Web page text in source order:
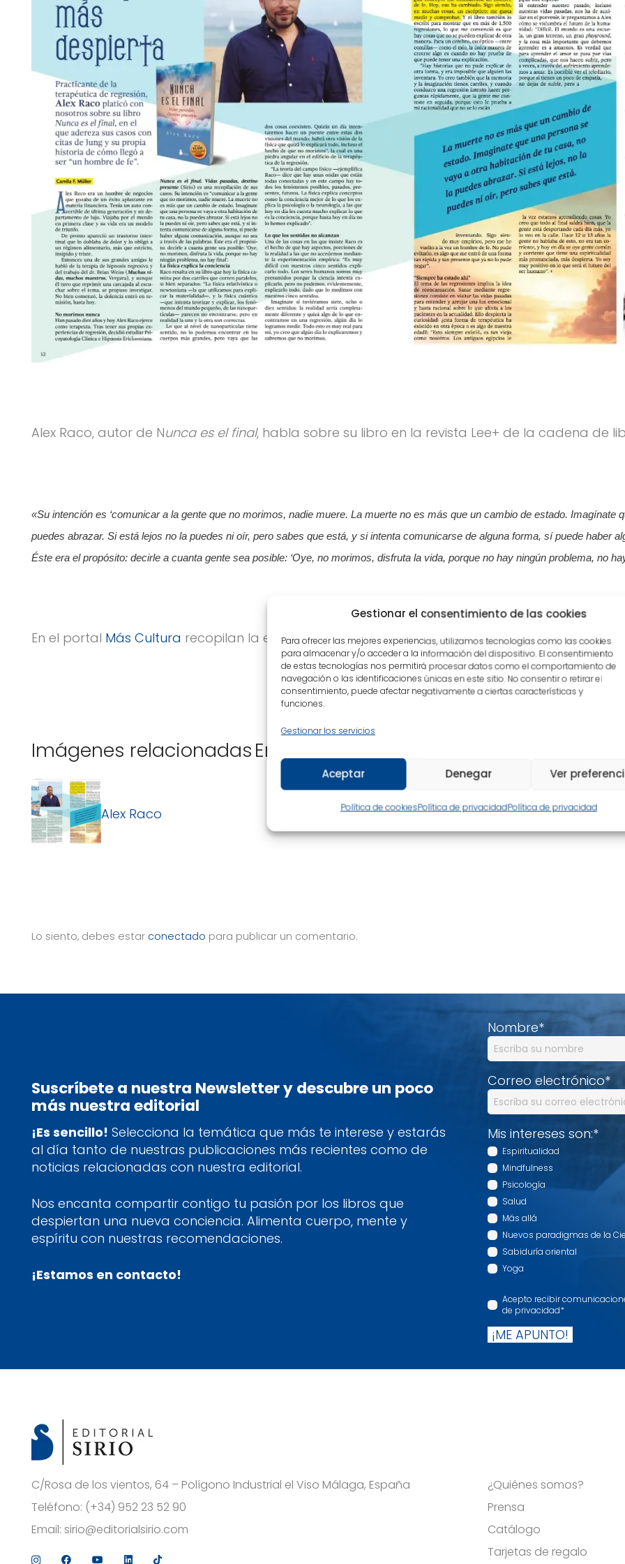
Gestionar el consentimiento de las cookies
Para ofrecer las mejores experiencias, utilizamos tecnologías como las cookies
para almacenar y/o acceder a la información del dispositivo. El consentimiento
de estas tecnologías nos permitirá procesar datos como el comportamiento de
navegación o las identificaciones únicas en este sitio. No consentir o retirar el
consentimiento, puede afectar negativamente a ciertas características y
funciones.
Gestionar los servicios
Aceptar Denegar Ver
Política de cookiesPolítica de privacidadPolítica de privacidad
Alex Raco, autor de Nunca es el final, habla sobre su libro en la revista Lee+ de la cadena de
«Su intención es ‘comunicar a la gente que no morimos, nadie muere. La muerte no es más que un cambio de estado. Imagínate
puedes abrazar. Si está lejos no la puedes ni oír, pero sabes que está, y si intenta comunicarse de alguna forma, sí puede haber
Éste era el propósito: decirle a cuanta gente sea posible: ‘Oye, no morimos, disfruta la vida, porque no hay ningún problema, no
En el portal Más Cultura recopilan la entrevista. La puedes ver en el enlace de más abajo.
Imágenes relacionadas
Alex Raco
Enlaces
Alex Raco
Lo siento, debes estar conectado para publicar un comentario.
Suscríbete a nuestra Newsletter y descubre un poco
más nuestra editorial
¡Es sencillo! Selecciona la temática que más te interese y estarás
al día tanto de nuestras publicaciones más recientes como de
noticias relacionadas con nuestra editorial.
Nos encanta compartir contigo tu pasión por los libros que
despiertan una nueva conciencia. Alimenta cuerpo, mente y
espíritu con nuestras recomendaciones.
¡Estamos en contacto!
Nombre*
Correo electrónico*
Mis intereses son:*
Espiritualidad
Mindfulness
Psicología
Salud
Más allá
Nuevos paradigmas de la
Sabiduría oriental
Yoga
Acepto recibir
de privacidad*
¡ME APUNTO!
C/Rosa de los vientos, 64 – Polígono Industrial el Viso Málaga, España
Teléfono: (+34) 952 23 52 90
Email: sirio@editorialsirio.com
¿Quiénes somos?
Prensa
Catálogo
Tarjetas de regalo